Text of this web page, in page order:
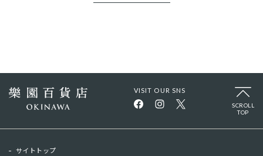
VISIT OUR SNS
SCROLL
TOP
サイトトップ